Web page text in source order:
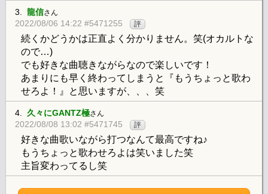
3. 龍信さん
2022/08/06 14:22 #5471255 評
続くかどうかは正直よく分かりません。笑(オカルトな
ので…)
でも好きな曲聴きながらなので楽しいです！
あまりにも早く終わってしまうと『もうちょっと歌わ
せろよ！』と思いますが、、、笑
4. 久々にGANTZ極さん
2022/08/08 13:02 #5471745 評
好きな曲歌いながら打つなんて最高ですね♪
もうちょっと歌わせろよは笑いました笑
主旨変わってるし笑